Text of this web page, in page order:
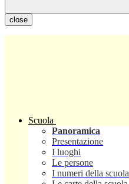
close
Scuola
Panoramica
Presentazione
I luoghi
Le persone
I numeri della scuola